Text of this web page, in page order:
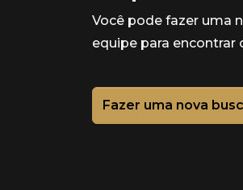
Você pode fazer uma
equipe para encontrar
Fazer uma nova